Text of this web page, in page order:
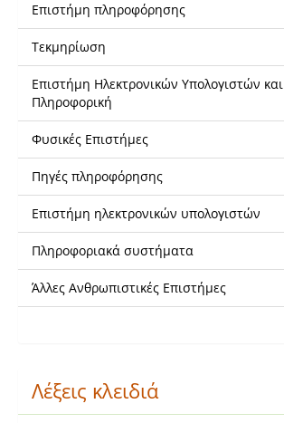
Επιστήμη πληροφόρησης
Τεκμηρίωση
Επιστήμη Ηλεκτρονικών Υπολογιστών και
Πληροφορική
Φυσικές Επιστήμες
Πηγές πληροφόρησης
Επιστήμη ηλεκτρονικών υπολογιστών
Πληροφοριακά συστήματα
Άλλες Ανθρωπιστικές Επιστήμες
Λέξεις κλειδιά